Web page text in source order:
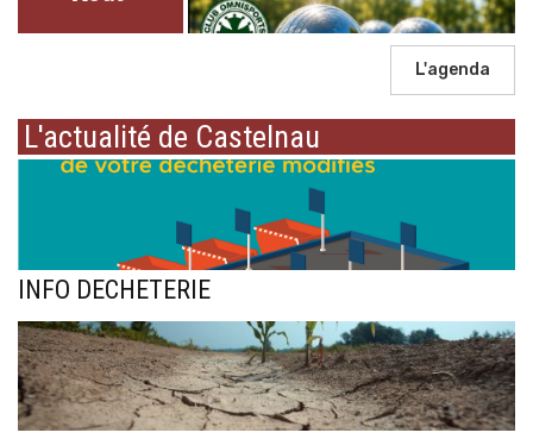
L'agenda
L'actualité de Castelnau
INFO DECHETERIE